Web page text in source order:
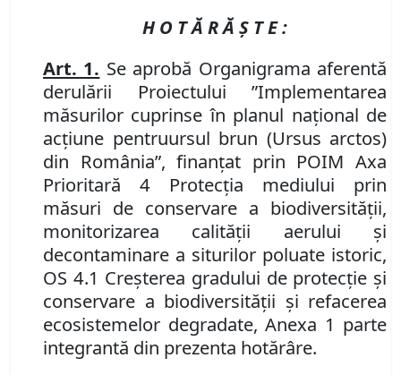
H O T Ă R Ă Ş T E :
Art. 1. Se aprobă Organigrama aferentă
derulării Proiectului ”Implementarea
măsurilor cuprinse în planul naţional de
acţiune pentruursul brun (Ursus arctos)
din România”, finanţat prin POIM Axa
Prioritară 4 Protecţia mediului prin
măsuri de conservare a biodiversităţii,
monitorizarea calităţii aerului şi
decontaminare a siturilor poluate istoric,
OS 4.1 Creşterea gradului de protecţie şi
conservare a biodiversităţii şi refacerea
ecosistemelor degradate, Anexa 1 parte
integrantă din prezenta hotărâre.